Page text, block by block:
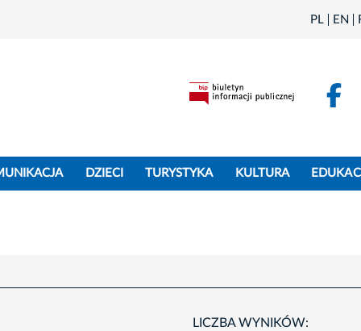
PL EN
DZIECI TURYSTYKA KULTURA
LICZBA WYNIKÓW: